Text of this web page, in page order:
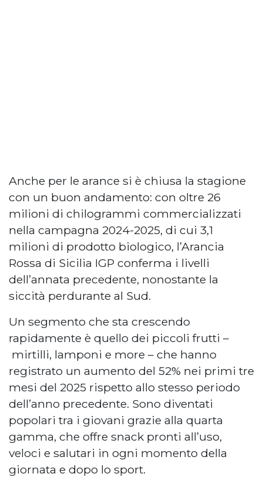
Anche per le arance si è chiusa la stagione
con un buon andamento: con oltre 26
milioni di chilogrammi commercializzati
nella campagna 2024-2025, di cui 3,1
milioni di prodotto biologico, l’Arancia
Rossa di Sicilia IGP conferma i livelli
dell’annata precedente, nonostante la
siccità perdurante al Sud.
Un segmento che sta crescendo
rapidamente è quello dei piccoli frutti –
mirtilli, lamponi e more – che hanno
registrato un aumento del 52% nei primi tre
mesi del 2025 rispetto allo stesso periodo
dell’anno precedente. Sono diventati
popolari tra i giovani grazie alla quarta
gamma, che offre snack pronti all’uso,
veloci e salutari in ogni momento della
giornata e dopo lo sport.